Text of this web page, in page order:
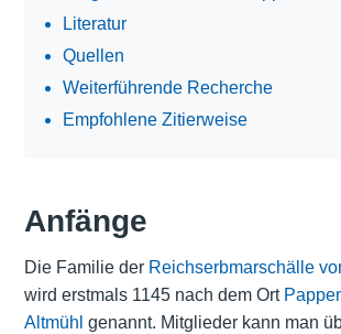
Literatur
Quellen
Weiterführende Recherche
Empfohlene Zitierweise
Anfänge
Die Familie der Reichserbmarschälle
wird erstmals 1145 nach dem Ort
Altmühl genannt. Mitglieder kann man